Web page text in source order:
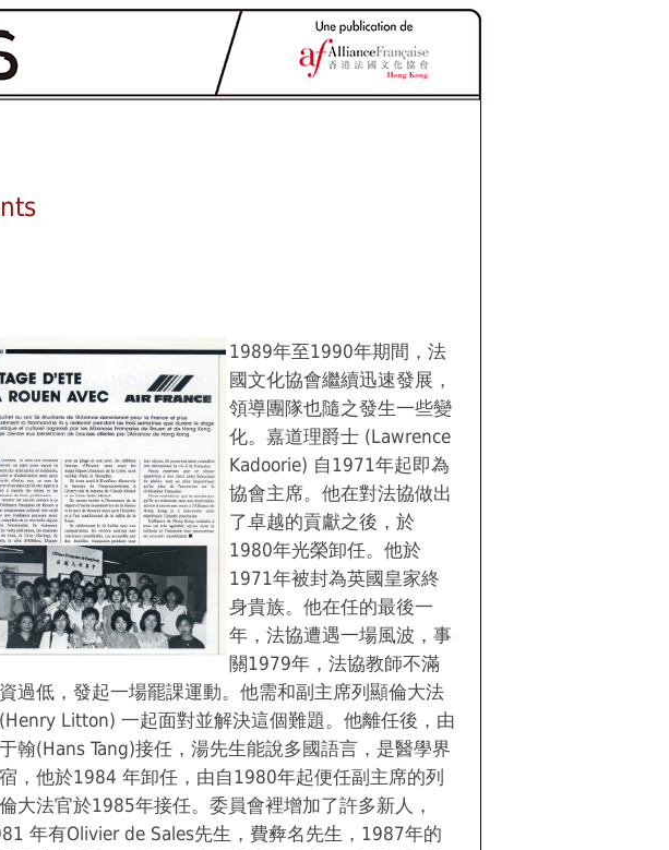
1989年至1990年期間，法
國文化協會繼續迅速發展，
領導團隊也隨之發生一些變
化。嘉道理爵士 (Lawrence
Kadoorie) 自1971年起即為
協會主席。他在對法協做出
了卓越的貢獻之後，於
1980年光榮卸任。他於
1971年被封為英國皇家終
身貴族。他在任的最後一
年，法協遭遇一場風波，事
關1979年，法協教師不滿
過低，發起一場罷課運動。他需和副主席列顯倫大法
Litton) 一起面對並解決這個難題。他離任後，由
翰(Hans Tang)接任，湯先生能說多國語言，是醫學界
，他於1984 年卸任，由自1980年起便任副主席的列
大法官於1985年接任。委員會裡增加了許多新人，
年有Olivier de Sales先生，費彜名先生，1987年的